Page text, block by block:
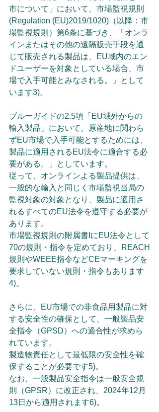
市について」において、市場監視規則
(Regulation (EU)2019/1020)（以降：市
場監視規則）第6条に基づき、「オンラ
インまたはその他の遠隔販売手段を通
じて販売される製品は、EU域内のエン
ドユーザーを対象としている場合、市
場で入手可能とみなされる。」として
います3)。
ブルーガイドの2.5項「EU域外からの
輸入製品」において、原産地に関わら
ずEU市場で入手可能とするためには、
製品に適用されるEU法令に適合する必
要がある。」としています。
従って、オンラインよる製品提供は、
一般的な輸入と同じく市場監視当局の
監視対象の対象となり、製品に適用さ
れるすべてのEU法令を遵守する必要が
あります。
市場監視規則の附属書IにEU法令として
70の規則・指令を定めており、REACH
規則やWEEE指令などCEマーキングを
要求していない規則・指令もあります
4)。
さらに、EU市場での非食品用製品に対
する安全性の確保として、一般製品安
全指令（GPSD）への適合性が求めら
れています。
製造物責任として最低限の安全性を確
保することが必要です5)。
なお、一般製品安全指令は一般安全規
則（GPSR）に改正され、2024年12月
13日から適用されます6)。